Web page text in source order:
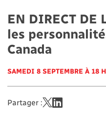
EN DIRECT DE
les
Canada
SAMEDI 8 SEPTEMBRE À 18
Partager :